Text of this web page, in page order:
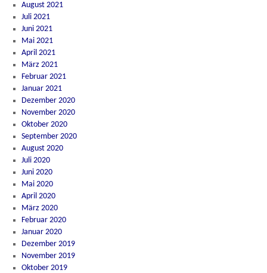
August 2021
Juli 2021
Juni 2021
Mai 2021
April 2021
März 2021
Februar 2021
Januar 2021
Dezember 2020
November 2020
Oktober 2020
September 2020
August 2020
Juli 2020
Juni 2020
Mai 2020
April 2020
März 2020
Februar 2020
Januar 2020
Dezember 2019
November 2019
Oktober 2019